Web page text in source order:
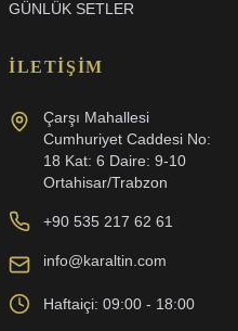
GÜNLÜK SETLER
İLETIŞIM
Çarşı Mahallesi
Cumhuriyet Caddesi No:
18 Kat: 6 Daire: 9-10
Ortahisar/Trabzon
+90 535 217 62 61
info@karaltin.com
Haftaiçi: 09:00 - 18:00